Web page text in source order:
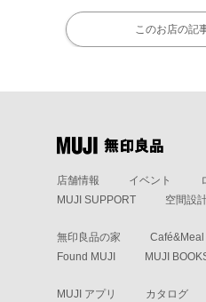
このお店の記
店舗情報 イベント
MUJI SUPPORT
空間設
無印良品の家 Café&Meal
Found MUJI
MUJI
MUJI アプリ カタログ